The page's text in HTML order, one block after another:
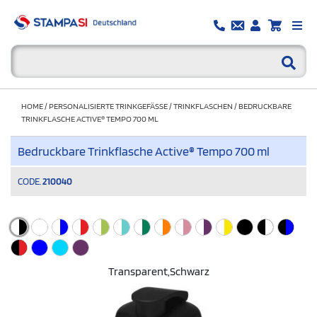
HOME/PERSONALISIERTE TRINKGEFÄSSE /TRINKFLASCHEN /BEDRUCKBARE
TRINKFLASCHE ACTIVE® TEMPO 700 ML
Bedruckbare Trinkflasche Active® Tempo 700 ml
CODE. 210040
Transparent,schwarz